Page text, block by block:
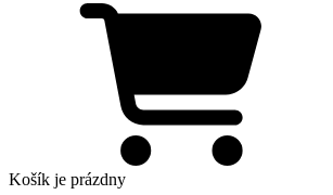
Košík je prázdny